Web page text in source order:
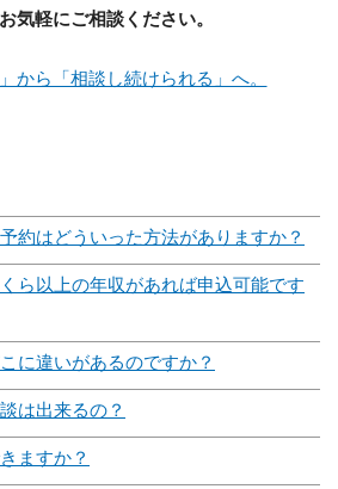
気軽にご相談ください。
から「相談し続けられる」へ。
約はどういった方法がありますか？
ら以上の年収があれば申込可能です
に違いがあるのですか？
は出来るの？
ますか？